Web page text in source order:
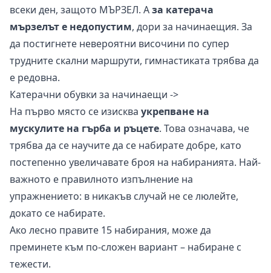
всеки ден, защото МЪРЗЕЛ. Аза катерача
мързелът е недопустим, дори за начинаещия. За
да постигнете невероятни височини по супер
трудните скални маршрути, гимнастиката трябва да
е редовна.
Катерачни обувки за начинаещи ->
На първо място се изисква укрепване на
мускулите на гърба и ръцете. Това означава, че
трябва да се научите да се набирате добре, като
постепенно увеличавате броя на набиранията. Най-
важното е правилното изпълнение на
упражнението: в никакъв случай не се люлейте,
докато се набирате.
Ако лесно правите 15 набирания, може да
преминете към по-сложен вариант – набиране с
тежести.